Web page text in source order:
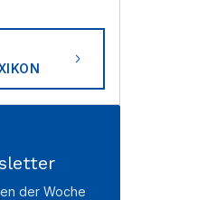
der Woche